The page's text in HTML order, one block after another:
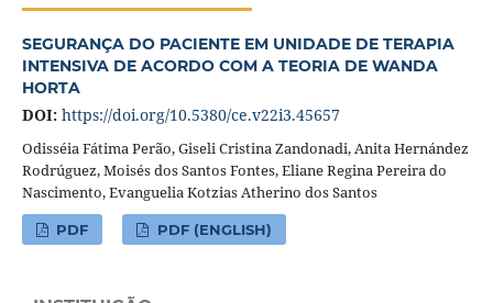
SEGURANÇA DO PACIENTE EM UNIDADE DE TERAPIA
INTENSIVA DE ACORDO COM A TEORIA DE WANDA
HORTA
DOI: https://doi.org/10.5380/ce.v22i3.45657
Odisséia Fátima Perão, Giseli Cristina Zandonadi, Anita Hernández
Rodrúguez, Moisés dos Santos Fontes, Eliane Regina Pereira do
Nascimento, Evanguelia Kotzias Atherino dos Santos
PDF PDF (ENGLISH)